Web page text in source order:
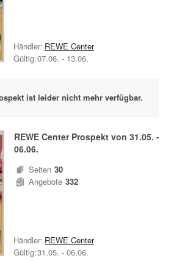
Gültig:07.06. - 13.06.
Händler: REWE Center
ist leider nicht mehr verfügbar.
REWE CenterProspekt von 31.05. -
06.06.
Seiten 30
Angebote 332
Gültig:31.05. - 06.06.
Händler: REWE Center